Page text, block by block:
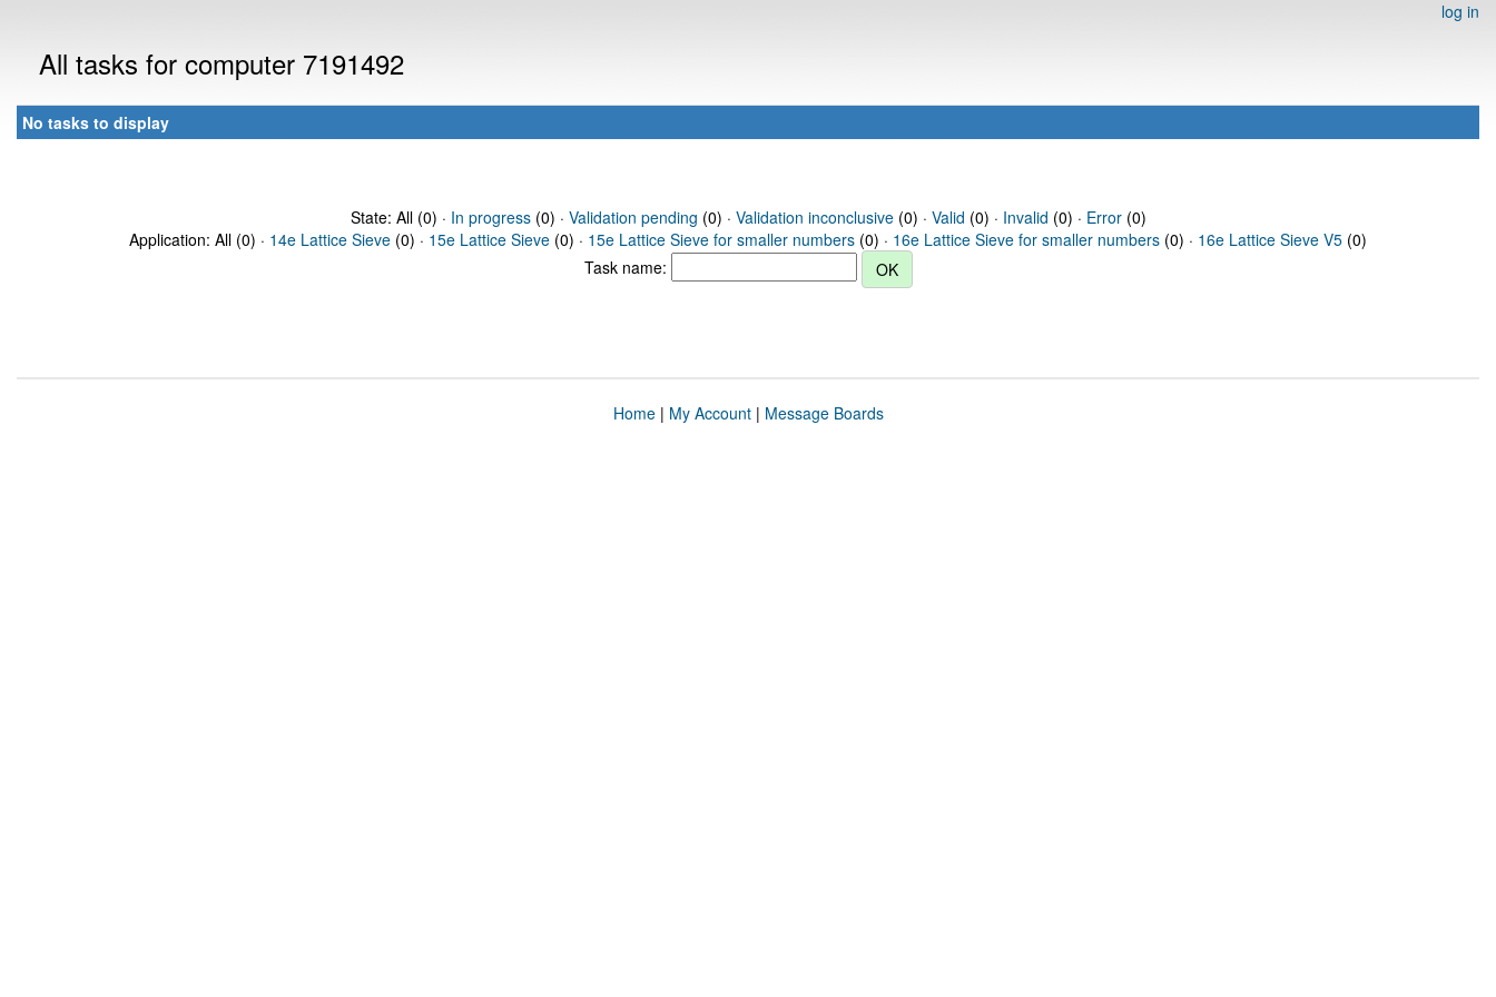
log in
All tasks for computer 7191492
No tasks to display
State: All (0) · In progress(0) · Validation pending (0) · Validation inconclusive(0) · Valid (0) · Invalid (0) · Error(0)
Application: All (0) · 14e Lattice Sieve (0) · 15e Lattice Sieve (0) · 15e Lattice Sieve for smaller numbers (0) · 16e Lattice Sieve for smaller numbers (0) · 16e Lattice Sieve V5 (0)
Task name:
Home| My Account| Message Boards